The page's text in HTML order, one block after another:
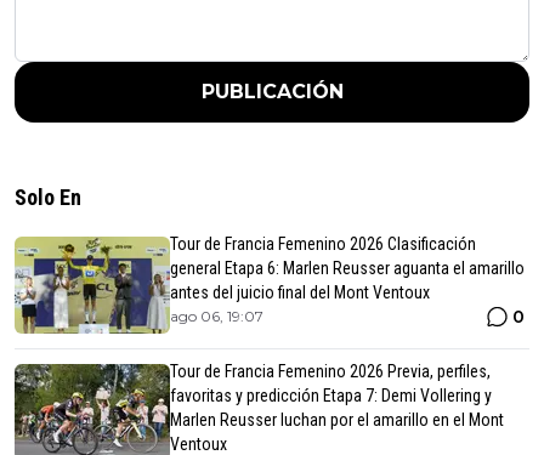
PUBLICACIÓN
Solo En
Tour de Francia Femenino 2026 Clasificación
general Etapa 6: Marlen Reusser aguanta el amarillo
antes del juicio final del Mont Ventoux
ago 06, 19:07 0
Tour de Francia Femenino 2026 Previa, perfiles,
favoritas y predicción Etapa 7: Demi Vollering y
Marlen Reusser luchan por el amarillo en el Mont
Ventoux